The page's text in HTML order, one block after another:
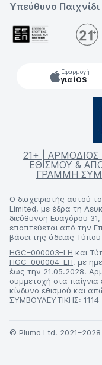
Υπεύθυνο Παιχνίδι
Εφαρμογή
για iOS
21+ |
ΕΘΙΣΜΟΥ &
ΓΡΑΜΜΗ
Ο διαχειριστής αυτού
Limited, με έδρα τη
διεύθυνση Ευαγόρου
εποπτεύεται από την
βάσει της άδειας Τύπου
HGC–000003–LH και
HGC–000004–LH, με
έως την 21.05.2028.
συμμετοχή στα παίγνια
κίνδυνο εθισμού και
ΣΥΜΒΟΥΛΕΥΤΙΚΗΣ: 1114
© Plumo Ltd. 2021–2028